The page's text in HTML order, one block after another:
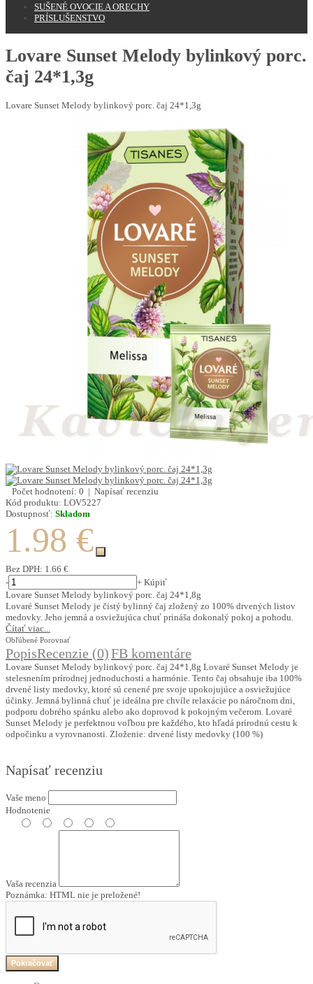
SUŠENÉ OVOCIE A ORECHY
PRÍSLUŠENSTVO
Lovare Sunset Melody bylinkový porc.
čaj 24*1,3g
Lovare Sunset Melody bylinkový porc. čaj 24*1,3g
Počet hodnotení: 0 | Napísať recenziu
Kód produktu: LOV5227
Dostupnosť: Skladom
1.98 €
Bez DPH: 1.66 €
-
+ Kúpiť
Lovare Sunset Melody bylinkový porc. čaj 24*1,8g
Lovaré Sunset Melody je čistý bylinný čaj zložený zo 100% drvených listov
medovky. Jeho jemná a osviežujúca chuť prináša dokonalý pokoj a pohodu.
Čítať viac...
Obľúbené Porovnať
PopisRecenzie (0)FB komentáre
Lovare Sunset Melody bylinkový porc. čaj 24*1,8g Lovaré Sunset Melody je
stelesnením prírodnej jednoduchosti a harmónie. Tento čaj obsahuje iba 100%
drvené listy medovky, ktoré sú cenené pre svoje upokojujúce a osviežujúce
účinky. Jemná bylinná chuť je ideálna pre chvíle relaxácie po náročnom dni,
podporu dobrého spánku alebo ako doprovod k pokojným večerom. Lovaré
Sunset Melody je perfektnou voľbou pre každého, kto hľadá prírodnú cestu k
odpočinku a vyrovnanosti. Zloženie: drvené listy medovky (100 %)
Napísať recenziu
Vaše meno
Hodnotenie
Vaša recenzia
Poznámka: HTML nie je preložené!
Pokračovať